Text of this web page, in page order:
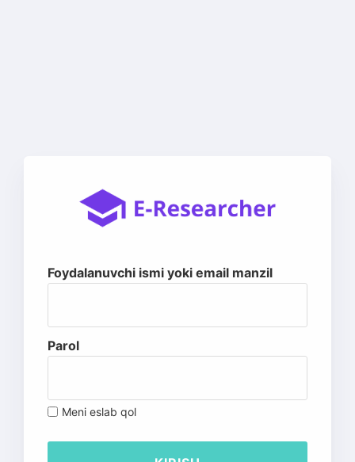
Foydalanuvchi ismi yoki email manzil
Parol
Meni eslab qol